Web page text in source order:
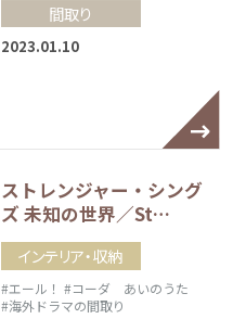
間取り
2023.01.10
ストレンジャー・シング
ズ 未知の世界／St…
インテリア・収納
#エール！ #コーダ あいのうた
#海外ドラマの間取り